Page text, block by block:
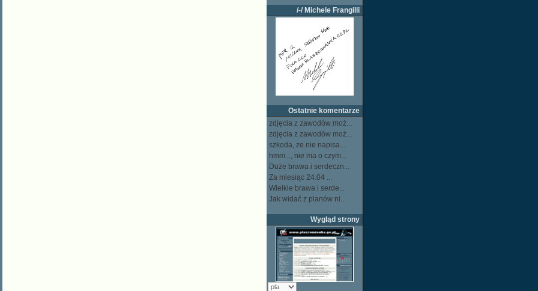
/-/ Michele Frangilli
Ostatnie komentarze
zdjęcia z zawodów moż...
zdjęcia z zawodów moż...
szkoda, ze nie napisa...
hmm..., nie ma o czym...
Duże brawa i serdeczn...
Za miesiąc 24.04 ...
Wielkie brawa i serde...
Jak widać z planów ni...
Wygląd strony